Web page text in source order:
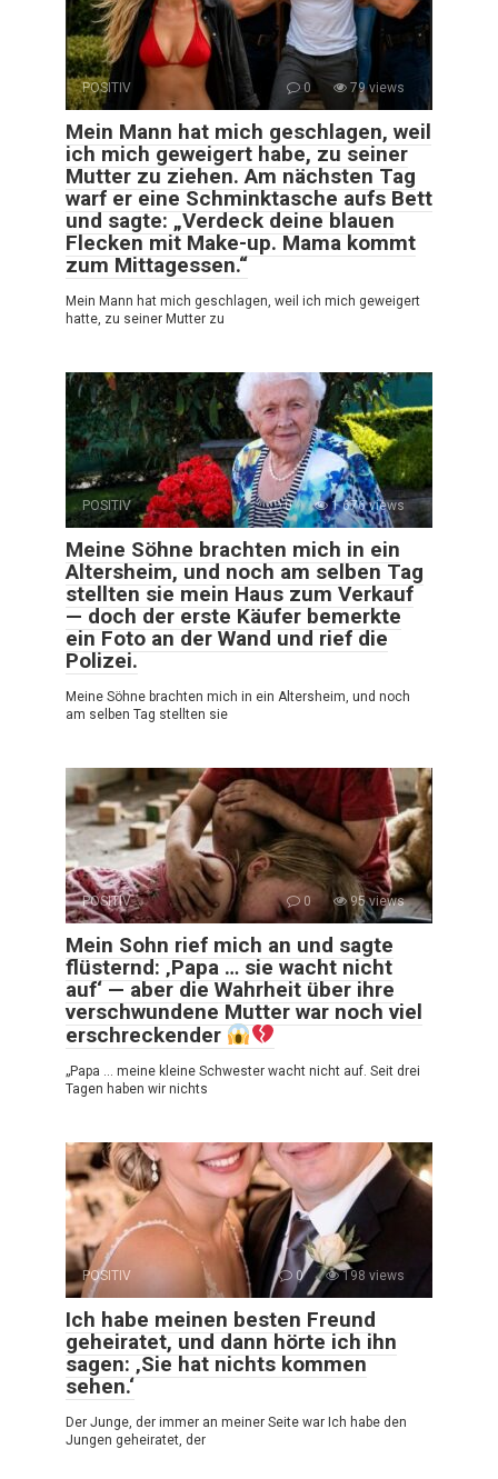
POSITIV 0 79 views
Mein Mann hat mich geschlagen, weil
ich mich geweigert habe, zu seiner
Mutter zu ziehen. Am nächsten Tag
warf er eine Schminktasche aufs Bett
und sagte: „Verdeck deine blauen
Flecken mit Make-up. Mama kommt
zum Mittagessen.“
Mein Mann hat mich geschlagen, weil ich mich geweigert
hatte, zu seiner Mutter zu
POSITIV 0 1 676 views
Meine Söhne brachten mich in ein
Altersheim, und noch am selben Tag
stellten sie mein Haus zum Verkauf
— doch der erste Käufer bemerkte
ein Foto an der Wand und rief die
Polizei.
Meine Söhne brachten mich in ein Altersheim, und noch
am selben Tag stellten sie
POSITIV 0 95 views
Mein Sohn rief mich an und sagte
flüsternd: ‚Papa … sie wacht nicht
auf‘ — aber die Wahrheit über ihre
verschwundene Mutter war noch viel
erschreckender
„Papa … meine kleine Schwester wacht nicht auf. Seit drei
Tagen haben wir nichts
POSITIV 0 198 views
Ich habe meinen besten Freund
geheiratet, und dann hörte ich ihn
sagen: ‚Sie hat nichts kommen
sehen.‘
Der Junge, der immer an meiner Seite war Ich habe den
Jungen geheiratet, der